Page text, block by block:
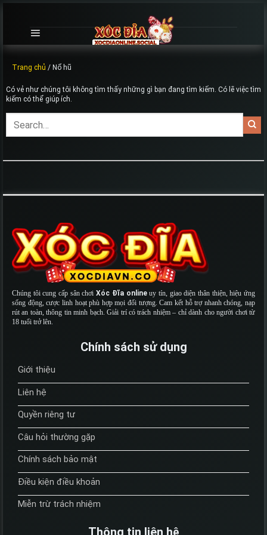
Trang chủ / Nổ hũ
Có vẻ như chúng tôi không tìm thấy những gì bạn đang tìm kiếm. Có lẽ việc tìm
kiếm có thể giúp ích.
Chúng tôi cung cấp sân chơiXóc Đĩa onlineuy tín, giao diện thân thiện, hiệu ứng
sống động, cược linh hoạt phù hợp mọi đối tượng. Cam kết hỗ trợ nhanh chóng, nạp
rút an toàn, thông tin minh bạch. Giải trí có trách nhiệm – chỉ dành cho người chơi từ
18 tuổi trở lên.
Chính sách sử dụng
Giới thiệu
Liên hệ
Quyền riêng tư
Câu hỏi thường gặp
Chính sách bảo mật
Điều kiện điều khoản
Miễn trừ trách nhiệm